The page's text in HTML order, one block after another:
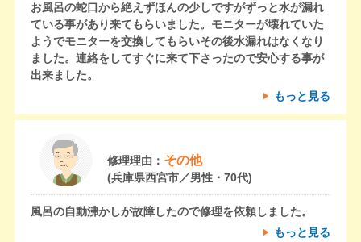
お風呂の蛇口から絶えずほんの少しですがずっと水が漏れ
ている事があり来てもらいました。モニターが壊れていた
ようでモニターを交換してもらいその後水漏れはなくなり
ました。連絡をしてすぐに来て下さったので安心する事が
出来ました。
もっと見る
修理理由： その他
(兵庫県西宮市／男性・70代)
風呂の自動沸かしが故障したので修理を依頼しました。
もっと見る